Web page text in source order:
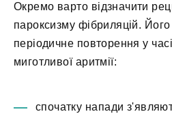
Окремо варто відзначити
пароксизму фібриляцій. Його
періодичне повторення у
миготливої аритмії:
спочатку напади